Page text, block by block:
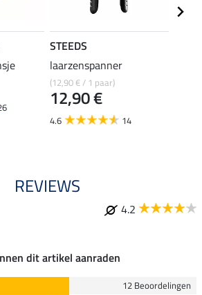
STEEDS
laarzenspanner
(12,90 € / 1 paar)
12,90 €
4.6 14
REVIEWS
4.2
dit artikel aanraden
12 Beoordelingen